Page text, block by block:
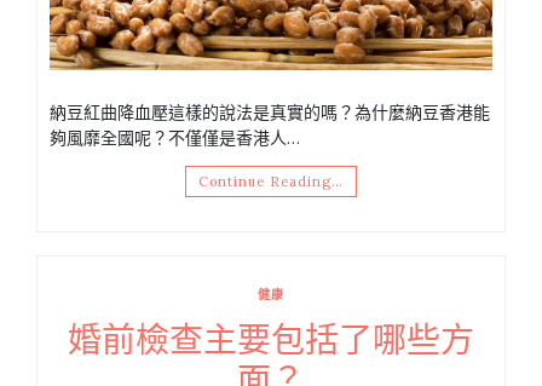
納豆紅曲降血壓這樣的說法是真實的嗎？為什麼納豆香港能
夠風靡全國呢？不僅僅是香港人…
Continue Reading…
健康
婚前檢查主要包括了哪些方